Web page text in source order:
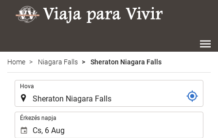
Home Niagara Falls Sheraton Niagara Falls
Hova
Érkezés napja